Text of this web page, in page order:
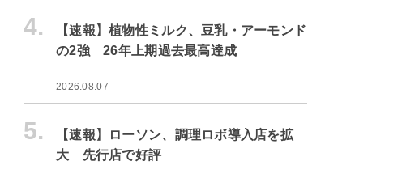
4.
【速報】植物性ミルク、豆乳・アーモンド
の2強 26年上期過去最高達成
2026.08.07
5.
【速報】ローソン、調理ロボ導入店を拡
大 先行店で好評